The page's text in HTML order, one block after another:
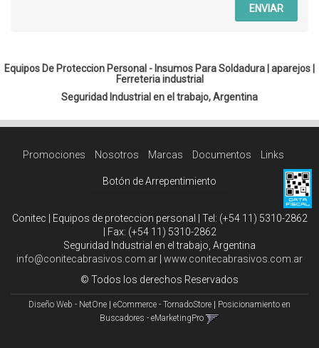
ENVIAR
Equipos De Proteccion Personal - Insumos Para Soldadura | aparejos
Ferreteria industrial
Seguridad Industrial en el trabajo, Argentina
Promociones Nosotros Marcas Documentos Links
Botón de Arrepentimiento
Conitec | Equipos de proteccion personal | Tel: (+54 11) 5310-2862
| Fax: (+54 11) 5310-2862
Seguridad Industrial en el trabajo, Argentina
info@conitecabrasivos.com.ar www.conitecabrasivos.com.ar
© Todos los derechos Reservados
Diseño Web - NetOne eCommerce - TornadoStore
Posicionamiento en
Buscadores - eMarketingPro